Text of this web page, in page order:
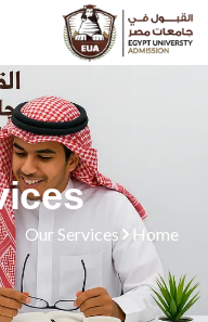
Home
Our Services